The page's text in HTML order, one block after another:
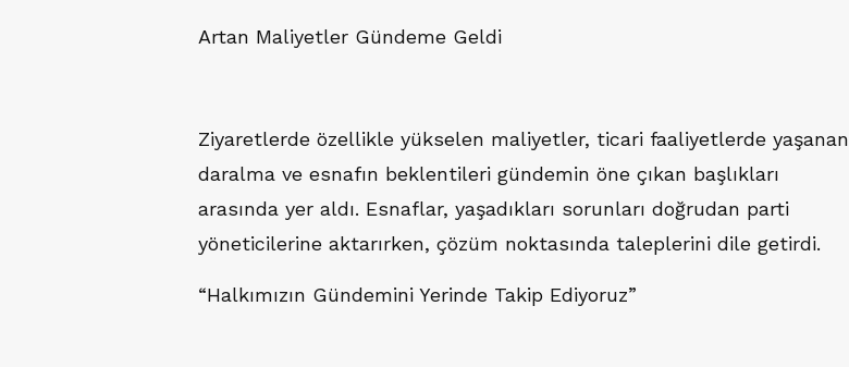
Artan Maliyetler Gündeme Geldi
Ziyaretlerde özellikle yükselen maliyetler, ticari faaliyetlerde yaşanan
daralma ve esnafın beklentileri gündemin öne çıkan başlıkları
arasında yer aldı. Esnaflar, yaşadıkları sorunları doğrudan parti
yöneticilerine aktarırken, çözüm noktasında taleplerini dile getirdi.
“Halkımızın Gündemini Yerinde Takip Ediyoruz”